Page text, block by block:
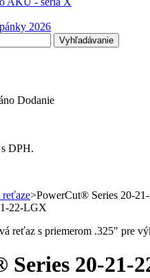
2026
Vyhľadávanie
Dodanie
DPH.
reťaze>PowerCut® Series 20-
22-LGX
reťaz s priemerom .325" pre
Series 20-21-